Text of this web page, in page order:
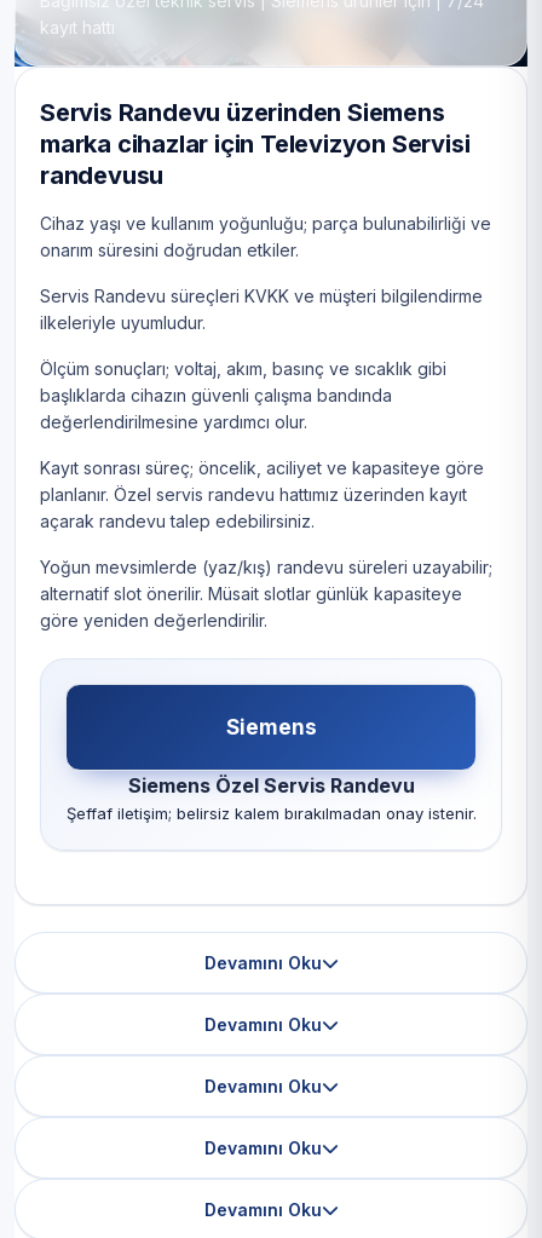
kayıt hattı
Servis Randevu üzerinden Siemens
marka cihazlar için Televizyon Servisi
randevusu
Cihaz yaşı ve kullanım yoğunluğu; parça bulunabilirliği ve
onarım süresini doğrudan etkiler.
Servis Randevu süreçleri KVKK ve müşteri bilgilendirme
ilkeleriyle uyumludur.
Ölçüm sonuçları; voltaj, akım, basınç ve sıcaklık gibi
başlıklarda cihazın güvenli çalışma bandında
değerlendirilmesine yardımcı olur.
Kayıt sonrası süreç; öncelik, aciliyet ve kapasiteye göre
planlanır. Özel servis randevu hattımız üzerinden kayıt
açarak randevu talep edebilirsiniz.
Yoğun mevsimlerde (yaz/kış) randevu süreleri uzayabilir;
alternatif slot önerilir. Müsait slotlar günlük kapasiteye
göre yeniden değerlendirilir.
Siemens
Siemens Özel Servis Randevu
Şeffaf iletişim; belirsiz kalem bırakılmadan onay istenir.
Devamını Oku
Devamını Oku
Devamını Oku
Devamını Oku
Devamını Oku